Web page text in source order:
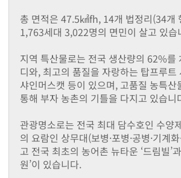
장성읍
진원면
동화면
삼서면
삼계면
황룡면
북일면
북이면
북하면
찾아오시는길
총 면적은 47.5㎢fh, 14개 법정리(34개
1,763세대 3,022명의 면민이 살고 있습
지역 특산물로는 전국 생산량의 62%를
디와, 최고의 품질을 자랑하는 탑프루트
샤인머스캣 등이 있으며, 고품질 농특산
통해 부자 농촌의 기틀을 다지고 있습니
관광명소로는 전국 최대 담수호인 수양
의 요람인 상무대(보병·포병·공병·기계
고 전국 최초의 농어촌 뉴타운 ‘드림빌’
원’이 있습니다.